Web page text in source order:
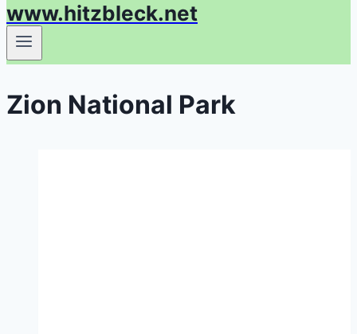
www.hitzbleck.net
Zion National Park